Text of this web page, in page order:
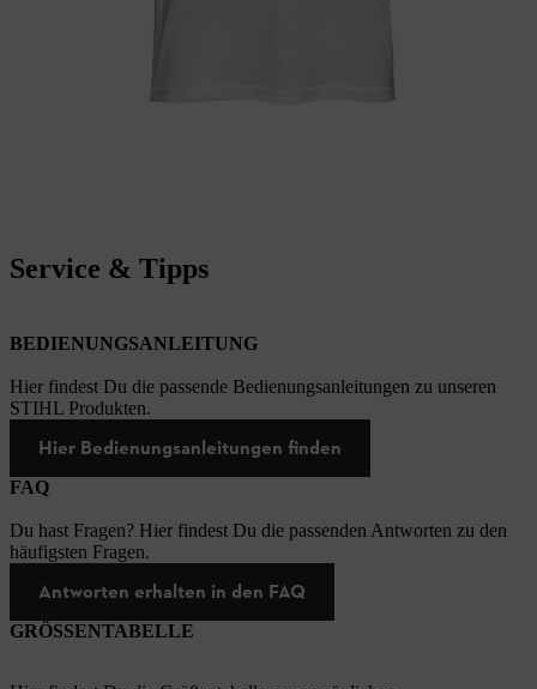
Service & Tipps
BEDIENUNGSANLEITUNG
Hier findest Du die passende Bedienungsanleitungen zu unseren
STIHL Produkten.
Hier Bedienungsanleitungen finden
FAQ
Du hast Fragen? Hier findest Du die passenden Antworten zu den
häufigsten Fragen.
Antworten erhalten in den FAQ
GRÖSSENTABELLE